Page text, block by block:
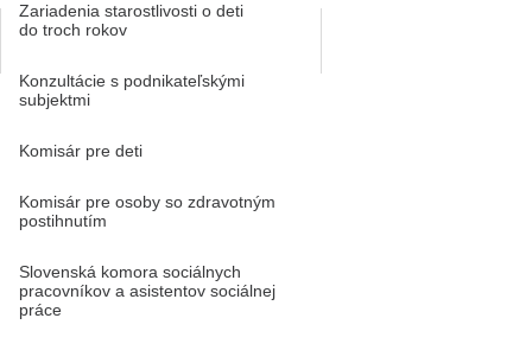
Zariadenia starostlivosti o deti
do troch rokov
Konzultácie s podnikateľskými
subjektmi
Komisár pre deti
Komisár pre osoby so zdravotným
postihnutím
Slovenská komora sociálnych
pracovníkov a asistentov sociálnej
práce